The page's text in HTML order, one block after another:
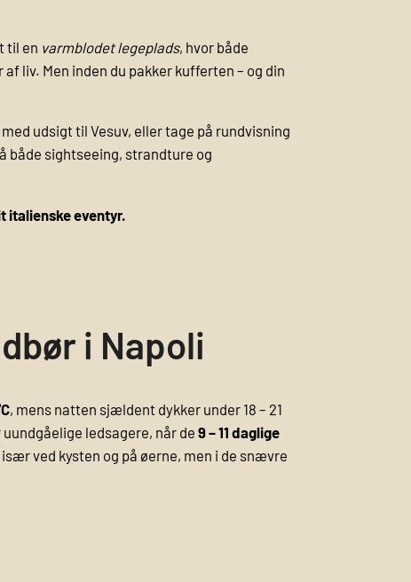
til en varmblodet legeplads, hvor både
liv. Men inden du pakker kufferten – og din
udsigt til Vesuv, eller tage på rundvisning
både sightseeing, strandture og
italienske eventyr.
i Napoli
, mens natten sjældent dykker under 18 – 21
ledsagere, når de 9 – 11 daglige
ved kysten og på øerne, men i de snævre